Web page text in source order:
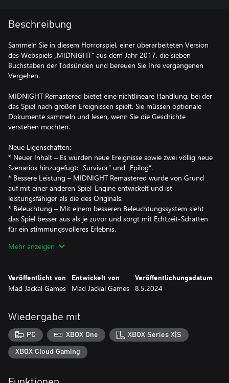
Beschreibung
Sammeln Sie in diesem Horrorspiel, einer überarbeiteten Version
des Webspiels „MIDNIGHT“ aus dem Jahr 2017, die sieben
Buchstaben der Todsünden und bereuen Sie Ihre vergangenen
Vergehen.
MIDNIGHT Remastered bietet eine nichtlineare Handlung, bei der
das Spiel nach großen Ereignissen spielt. Sie müssen optionale
Dokumente sammeln und lesen, wenn Sie die Geschichte
verstehen möchten.
Neue Eigenschaften:
* Neuer Inhalt – Es wurden neue Ereignisse sowie zwei völlig neue
Szenarios hinzugefügt: „Survivor“ und „Epilog“.
* Bessere Leistung – MIDNIGHT Remastered wurde von Grund
auf mit einer anderen Spiel-Engine entwickelt und ist
leistungsfähiger als die des Originals.
* Beleuchtung – Mit einem besseren Beleuchtungssystem sieht
das Spiel besser aus als je zuvor und sorgt mit Echtzeit-Schatten
für ein stimmungsvolleres Erlebnis.
Feinden und Ereignissen in der Nähe mit verbessertem 3D-
Mehr anzeigen
Veröffentlicht von
Mad Jackal Games
Entwickelt von
Mad Jackal Games
Veröffentlichungsdatum
8.5.2024
Wiedergabe mit
PC XBOX One XBOX Series X|S
XBOX Cloud Gaming